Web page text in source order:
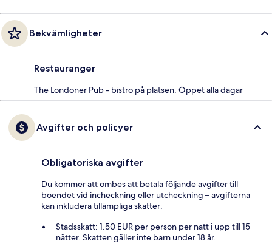
Bekvämligheter
Restauranger
The Londoner Pub - bistro på platsen. Öppet alla dagar
Avgifter och policyer
Obligatoriska avgifter
Du kommer att ombes att betala följande avgifter till
boendet vid incheckning eller utcheckning – avgifterna
kan inkludera tillämpliga skatter:
Stadsskatt: 1.50 EUR per person per natt i upp till 15
nätter. Skatten gäller inte barn under 18 år.